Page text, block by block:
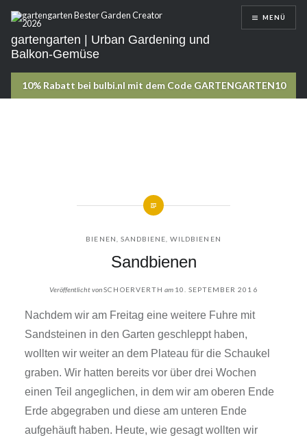
zum
gartengarten | Urban Gardening und
Balkon-Gemüse
MENÜ
BIENEN SANDBIENE ,WILDBIENEN
Sandbienen
Veröffentlicht vonSCHOERVERTH am 10. SEPTEMBER 2016
Nachdem wir am Freitag eine weitere Fuhre mit
Sandsteinen in den Garten geschleppt haben,
wollten wir weiter an dem Plateau für die Schaukel
graben. Wir hatten bereits vor über drei Wochen
einen Teil angeglichen, in dem wir am oberen Ende
Erde abgegraben und diese am unteren Ende
aufgehäuft haben. Heute, wie gesagt wollten wir